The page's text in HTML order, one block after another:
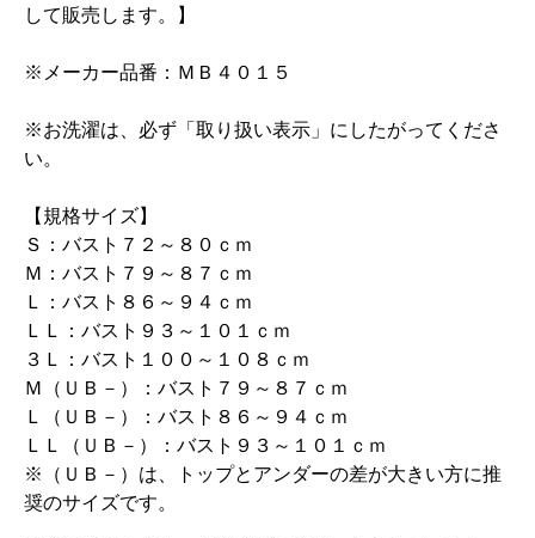
して販売します。】
※メーカー品番：ＭＢ４０１５
※お洗濯は、必ず「取り扱い表示」にしたがってくださ
い。
【規格サイズ】
Ｓ：バスト７２～８０ｃｍ
Ｍ：バスト７９～８７ｃｍ
Ｌ：バスト８６～９４ｃｍ
ＬＬ：バスト９３～１０１ｃｍ
３Ｌ：バスト１００～１０８ｃｍ
Ｍ（ＵＢ－）：バスト７９～８７ｃｍ
Ｌ（ＵＢ－）：バスト８６～９４ｃｍ
ＬＬ（ＵＢ－）：バスト９３～１０１ｃｍ
※（ＵＢ－）は、トップとアンダーの差が大きい方に推
奨のサイズです。